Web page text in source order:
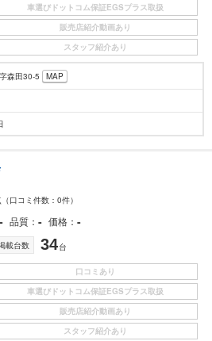
車選びドットコム保証EGSプラス取扱
販売店紹介動画あり
スタッフ紹介あり
森田30-5 MAP
（口コミ件数：0件）
- 品質 - 価格 -
載台数 34台
口コミあり
車選びドットコム保証EGSプラス取扱
販売店紹介動画あり
スタッフ紹介あり